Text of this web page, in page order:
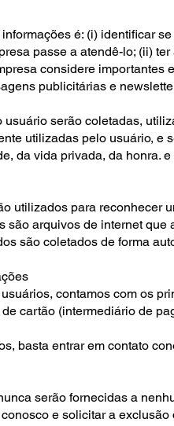
é: (i) identificar
passe a atendê-lo; (ii)
considere
publicitárias e
serão coletadas,
utilizadas pelo usuário, e
da vida privada, da honra.
utilizados para reconhecer
são arquivos de internet
são coletados de forma
contamos com os
cartão (intermediário de
basta entrar em contato
serão fornecidas a
e solicitar a